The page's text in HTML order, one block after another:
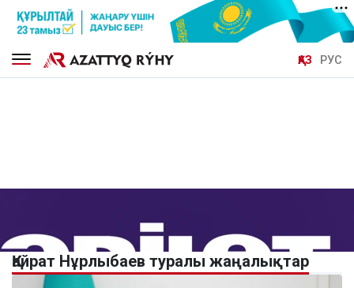
ҚАЗ РУС
Қайрат Нұрлыбаев туралы жаңалықтар